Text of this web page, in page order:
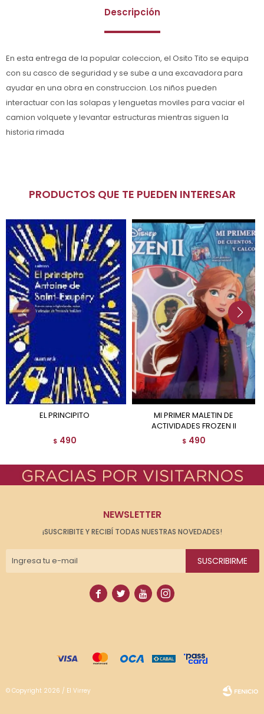
Descripción
En esta entrega de la popular coleccion, el Osito Tito se equipa
con su casco de seguridad y se sube a una excavadora para
ayudar en una obra en construccion. Los niños pueden
interactuar con las solapas y lenguetas moviles para vaciar el
camion volquete y levantar estructuras mientras siguen la
historia rimada
PRODUCTOS QUE TE PUEDEN INTERESAR
EL PRINCIPITO
$ 490
MI PRIMER MALETIN DE
ACTIVIDADES FROZEN II
$ 490
NEWSLETTER
¡SUSCRIBITE Y RECIBÍ TODAS NUESTRAS NOVEDADES!
SUSCRIBIRME
   
© Copyright 2026 / El Virrey